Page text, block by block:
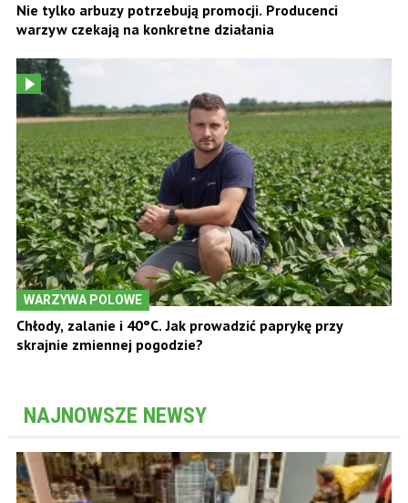
Nie tylko arbuzy potrzebują promocji. Producenci
warzyw czekają na konkretne działania
WARZYWA POLOWE
Chłody, zalanie i 40°C. Jak prowadzić paprykę przy
skrajnie zmiennej pogodzie?
NAJNOWSZE NEWSY